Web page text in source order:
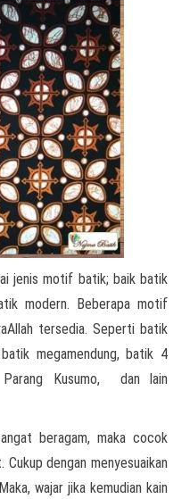
jenis motif batik; baik batik
modern. Beberapa motif
tersedia. Seperti batik
megamendung, batik 4
Kusumo, dan lain
beragam, maka cocok
Cukup dengan menyesuaikan
wajar jika kemudian kain